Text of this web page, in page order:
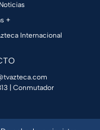
+
Internacional
| Conmutador